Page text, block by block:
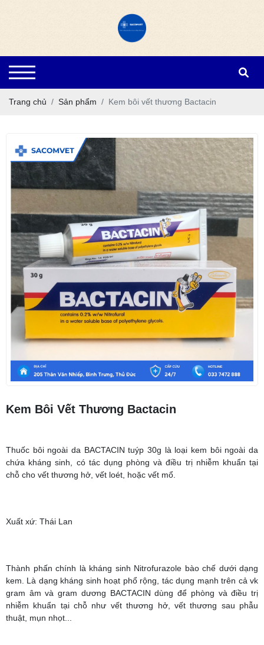
Trang chủ Sản phẩm Kem bôi vết thương Bactacin
Kem Bôi Vết Thương Bactacin
Thuốc bôi ngoài da BACTACIN tuýp 30g là loại kem bôi ngoài da
chứa kháng sinh, có tác dụng phòng và điều trị nhiễm khuẩn tại
chỗ cho vết thương hở, vết loét, hoặc vết mổ.
Xuất xứ: Thái Lan
Thành phấn chính là kháng sinh Nitrofurazole bào chế dưới dạng
kem. Là dạng kháng sinh hoạt phổ rộng, tác dụng mạnh trên cả vk
gram âm và gram dương BACTACIN dùng để phòng và điều trị
nhiễm khuẩn tại chỗ như vết thương hở, vết thương sau phẫu
thuật, mụn nhọt...